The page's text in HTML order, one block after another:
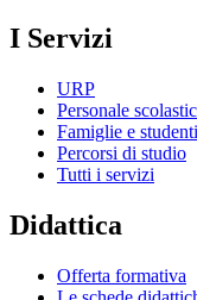
I Servizi
URP
Personale
Famiglie e studenti
Percorsi di studio
Tutti i servizi
Didattica
Offerta formativa